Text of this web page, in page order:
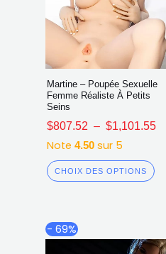
Martine – Poupée Sexuelle
Femme Réaliste À Petits
Seins
$807.52 – $1,101.55
Note 4.50sur 5
CHOIX DES OPTIONS
- 69%